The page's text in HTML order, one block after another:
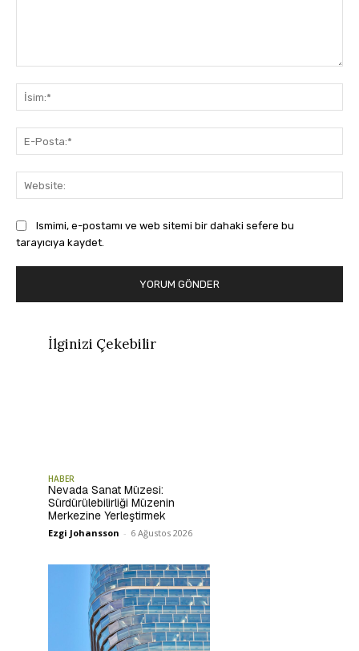
Ismimi, e-postamı ve web sitemi bir dahaki sefere bu
tarayıcıya kaydet.
İlginizi Çekebilir
HABER
Nevada Sanat Müzesi:
Sürdürülebilirliği Müzenin
Merkezine Yerleştirmek
Ezgi Johansson - 6 Ağustos 2026